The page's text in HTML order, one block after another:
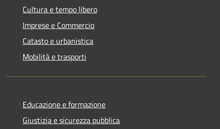
Cultura e tempo libero
Imprese e Commercio
Catasto e urbanistica
Mobilità e trasporti
Educazione e formazione
Giustizia e sicurezza pubblica